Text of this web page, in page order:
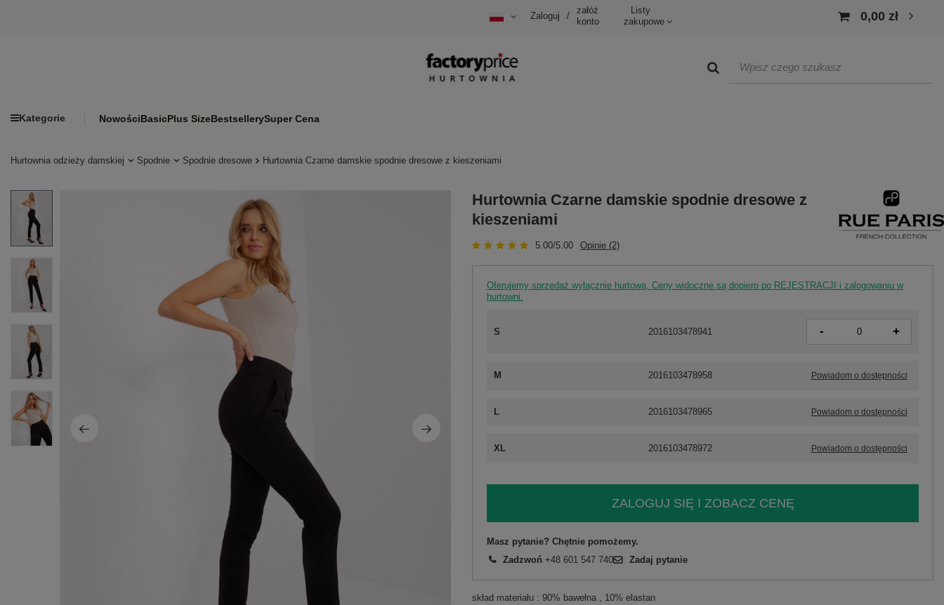
Zaloguj /
załóż
konto
Listy
zakupowe
0,00 zł
Kategorie NowościBasicPlus SizeBestsellerySuper Cena
Hurtownia odzieży damskiej Spodnie Spodnie dresowe Hurtownia Czarne damskie spodnie dresowe z kieszeniami
Hurtownia Czarne damskie spodnie dresowe z
kieszeniami
5.00/5.00 Opinie (2)
Oferujemy sprzedaż wyłącznie hurtową. Ceny widoczne są dopiero po REJESTRACJI i zalogowaniu w
hurtowni.
S 2016103478941 - +
M 2016103478958 Powiadom o dostępności
L 2016103478965 Powiadom o dostępności
XL 2016103478972 Powiadom o dostępności
ZALOGUJ SIĘ I ZOBACZ CENĘ
Masz pytanie? Chętnie pomożemy.
Zadzwoń +48 601 547 740 Zadaj pytanie
skład materiału : 90% bawełna , 10% elastan